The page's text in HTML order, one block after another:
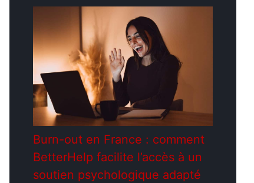
Burn-out en France : comment
BetterHelp facilite l’accès à un
soutien psychologique adapté